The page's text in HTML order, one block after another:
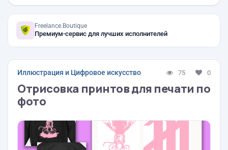
Freelance.Boutique
Премиум-сервис для лучших исполнителей
Иллюстрация и Цифровое искусство 75 0
Отрисовка принтов для печати по
фото